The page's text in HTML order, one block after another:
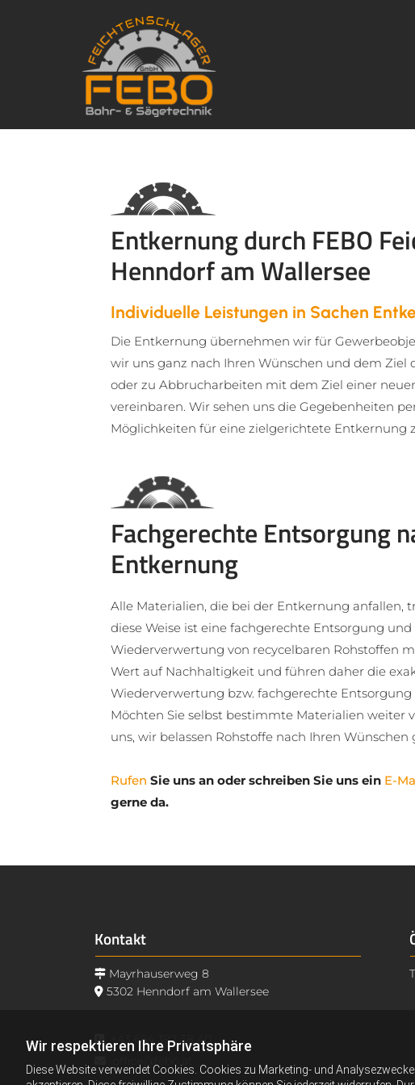
Wir respektieren Ihre Privatsphäre
Diese Website verwendet Cookies. Cookies zu Marketing- und
Entkernung durch FEBO
Henndorf am Wallersee
Individuelle Leistungen in Sachen
Die Entkernung übernehmen wir für
wir uns ganz nach Ihren Wünschen und dem
oder zu Abbrucharbeiten mit dem Ziel einer
vereinbaren. Wir sehen uns die Gegebenheiten
Möglichkeiten für eine zielgerichtete Entkernung
Fachgerechte Entsorgung
Entkernung
Alle Materialien, die bei der Entkernung anfallen,
diese Weise ist eine fachgerechte Entsorgung
Wiederverwertung von recycelbaren Rohstoffen
Wert auf Nachhaltigkeit und führen daher die
Wiederverwertung bzw. fachgerechte
Möchten Sie selbst bestimmte Materialien weiter
uns, wir belassen Rohstoffe nach Ihren Wünschen
Rufen Sie uns an oder schreiben Sie uns ein E-
gerne da.
Kontakt
 Mayrhauserweg 8
 5302 Henndorf am Wallersee
 +43 664 392 38 40